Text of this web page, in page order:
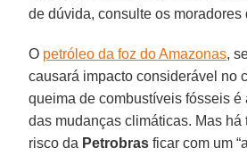
de dúvida, consulte os moradores
O petróleo da foz do Amazonas,
causará impacto considerável no
queima de combustíveis fósseis é
das mudanças climáticas. Mas há
risco da Petrobras ficar com um